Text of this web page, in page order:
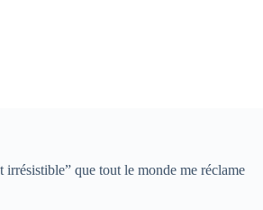
que tout le monde me réclame